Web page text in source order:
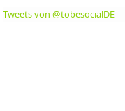
Tweets von @tobesocialDE